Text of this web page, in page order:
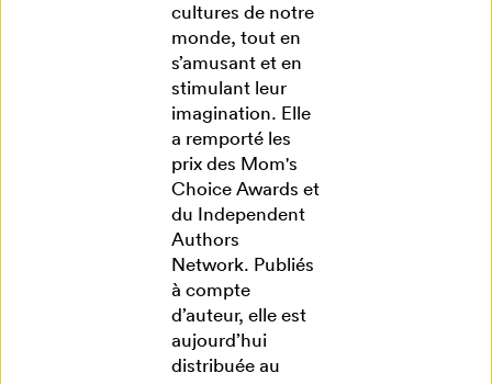
cultures de notre
monde, tout en
s’amusant et en
stimulant leur
imagination. Elle
a remporté les
prix des Mom's
Choice Awards et
du Independent
Authors
Network. Publiés
à compte
d’auteur, elle est
aujourd’hui
distribuée au